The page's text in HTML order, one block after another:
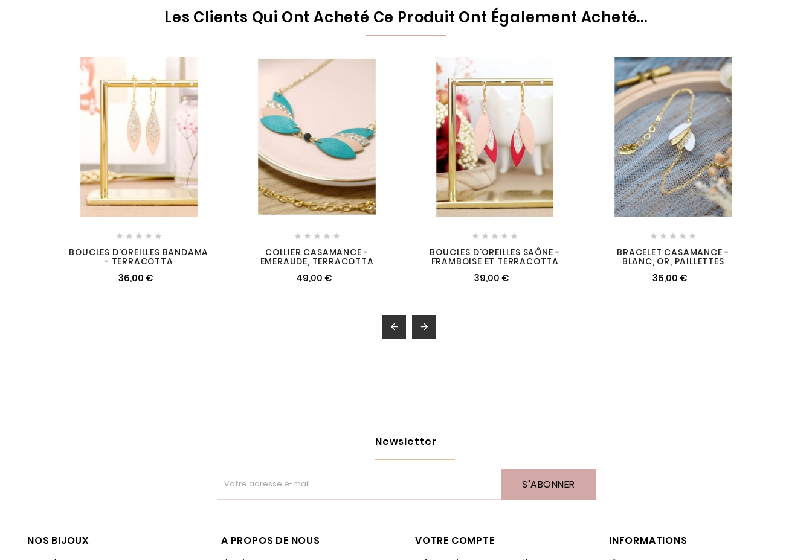
Les Clients Qui Ont Acheté Ce Produit Ont Également Acheté...
    
BOUCLES D'OREILLES BANDAMA
- TERRACOTTA
36,00 €
    
COLLIER CASAMANCE -
EMERAUDE, TERRACOTTA
49,00 €
    
BOUCLES D'OREILLES SAÔNE -
FRAMBOISE ET TERRACOTTA
39,00 €
    
BRACELET CASAMANCE -
BLANC, OR, PAILLETTES
36,00 €
 
Newsletter
S’ABONNER
NOS BIJOUX A PROPOS DE NOUS VOTRE COMPTE INFORMATIONS